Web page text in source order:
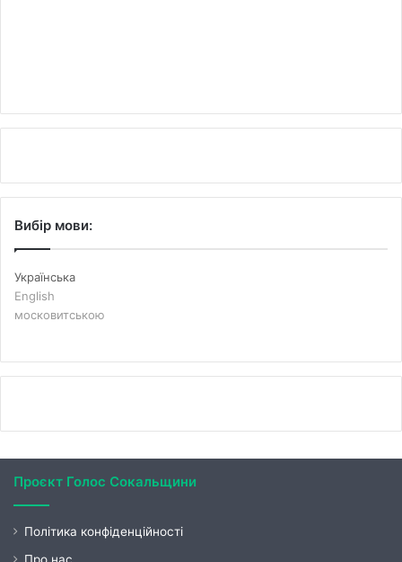
Вибір мови:
Українська
English
московитською
Проєкт Голос Сокальщини
Політика конфіденційності